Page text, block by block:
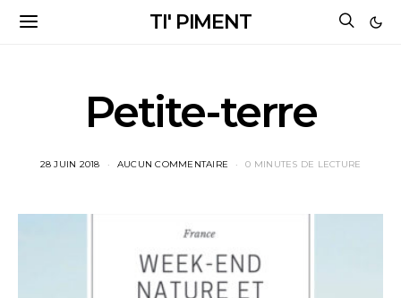
TI' PIMENT
Petite-terre
28 JUIN 2018 AUCUN COMMENTAIRE 0 MINUTES DE LECTURE